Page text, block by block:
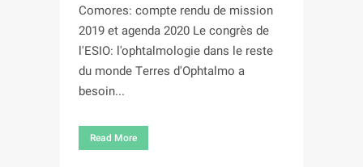
Comores: compte rendu de mission
2019 et agenda 2020 Le congrès de
l'ESIO: l'ophtalmologie dans le reste
du monde Terres d'Ophtalmo a
besoin...
Read More